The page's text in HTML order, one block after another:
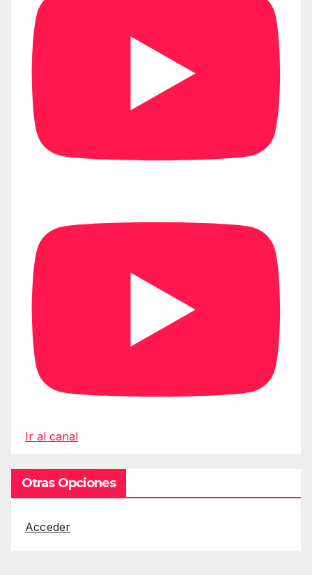
Ir al canal
Otras Opciones
Acceder